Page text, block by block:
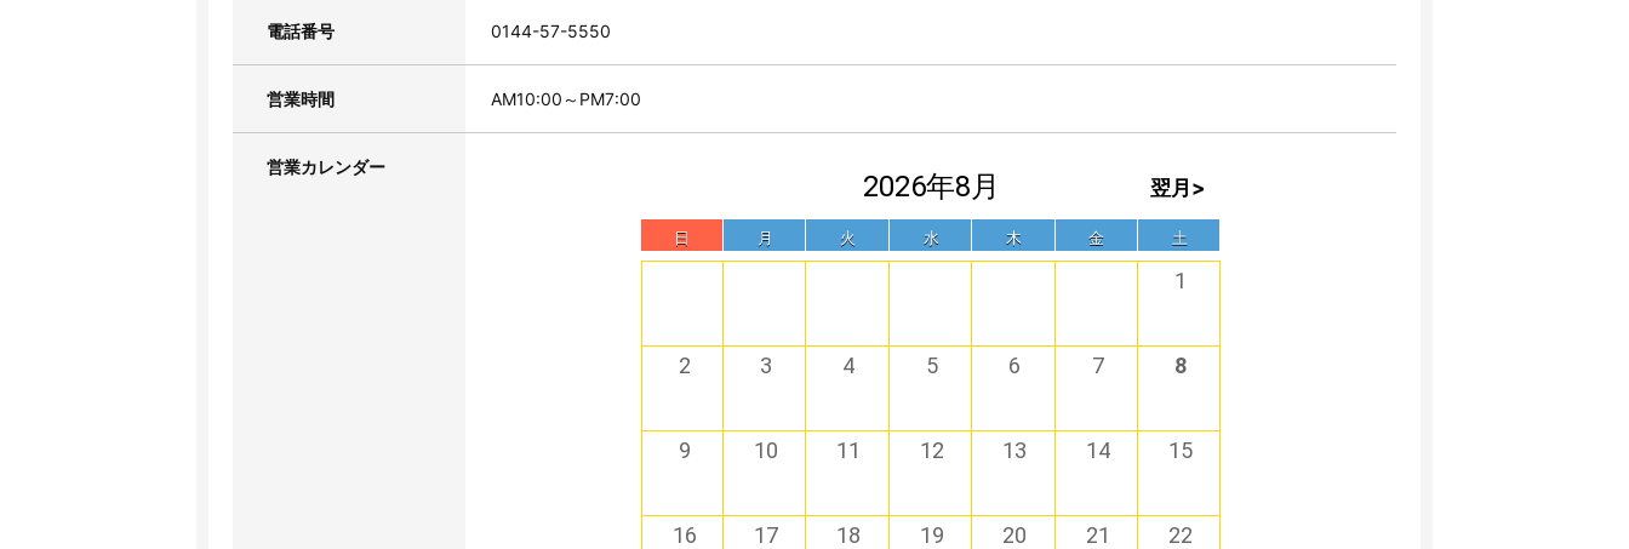
電話番号 0144-57-5550
営業時間 AM10:00～PM7:00
営業カレンダー
2026年8月 翌月>
日 月 火 水 木 金 土
1
2 3 4 5 6 7 8
9 10 11 12 13 14 15
16 17 18 19 20 21 22